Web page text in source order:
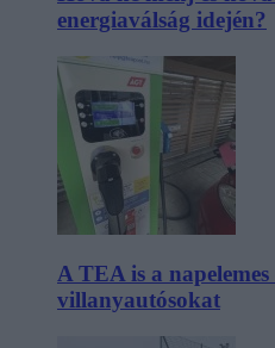
energiaválság idején?
A TEA is a napelemes
villanyautósokat